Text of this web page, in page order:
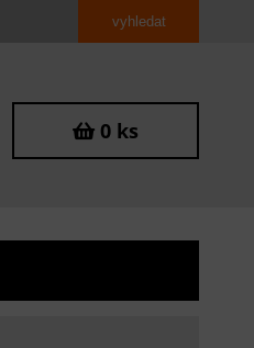
0 ks